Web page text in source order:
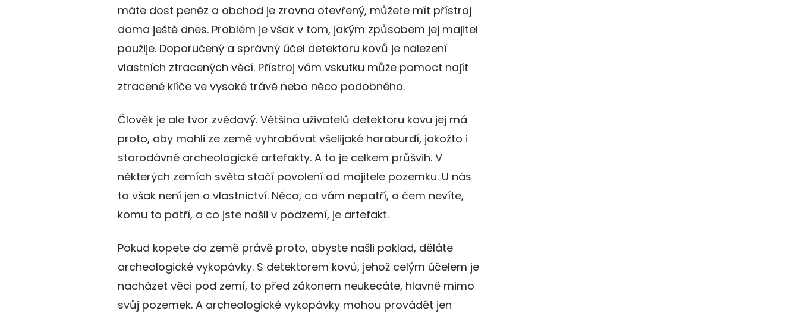
máte dost peněz a obchod je zrovna otevřený, můžete mít přístroj
doma ještě dnes. Problém je však v tom, jakým způsobem jej majitel
použije. Doporučený a správný účel detektoru kovů je nalezení
vlastních ztracených věcí. Přístroj vám vskutku může pomoct najít
ztracené klíče ve vysoké trávě nebo něco podobného.
Člověk je ale tvor zvědavý. Většina uživatelů detektoru kovu jej má
proto, aby mohli ze země vyhrabávat všelijaké haraburdí, jakožto i
starodávné archeologické artefakty. A to je celkem průšvih. V
některých zemích světa stačí povolení od majitele pozemku. U nás
to však není jen o vlastnictví. Něco, co vám nepatří, o čem nevíte,
komu to patří, a co jste našli v podzemí, je artefakt.
Pokud kopete do země právě proto, abyste našli poklad, děláte
archeologické vykopávky. S detektorem kovů, jehož celým účelem je
nacházet věci pod zemí, to před zákonem neukecáte, hlavně mimo
svůj pozemek. A archeologické vykopávky mohou provádět jen